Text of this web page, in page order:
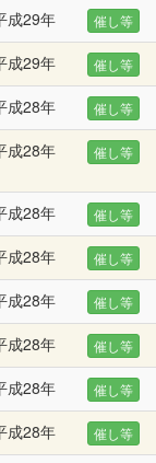
成29年
催し等
成29年
催し等
成28年
催し等
成28年
催し等
成28年
催し等
成28年
催し等
成28年
催し等
成28年
催し等
成28年
催し等
成28年
催し等